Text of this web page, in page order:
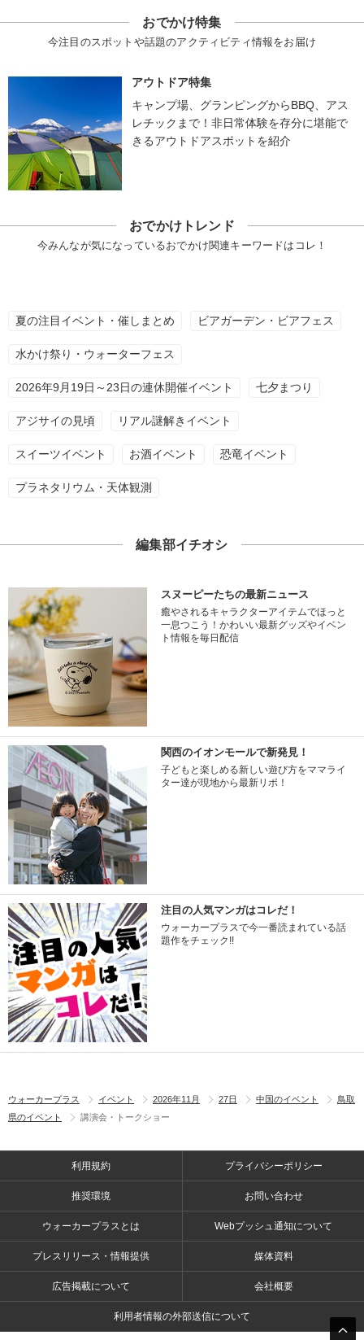
おでかけ特集
今注目のスポットや話題のアクティビティ情報をお届け
アウトドア特集
キャンプ場、グランピングからBBQ、アス
レチックまで！非日常体験を存分に堪能で
きるアウトドアスポットを紹介
おでかけトレンド
今みんなが気になっているおでかけ関連キーワードはコレ！
夏の注目イベント・催しまとめ ビアガーデン・ビアフェス
水かけ祭り・ウォーターフェス
2026年9月19日～23日の連休開催イベント 七夕まつり
アジサイの見頃 リアル謎解きイベント
スイーツイベント お酒イベント 恐竜イベント
プラネタリウム・天体観測
編集部イチオシ
スヌーピーたちの最新ニュース
癒やされるキャラクターアイテムでほっと
一息つこう！かわいい最新グッズやイベン
ト情報を毎日配信
関西のイオンモールで新発見！
子どもと楽しめる新しい遊び方をママライ
ター達が現地から最新リポ！
注目の人気マンガはコレだ！
ウォーカープラスで今一番読まれている話
題作をチェック!!
ウォーカープラス イベント 2026年11月 27日 中国のイベント
鳥取
県のイベント
講演会・トークショー
利用規約 プライバシーポリシー
推奨環境 お問い合わせ
ウォーカープラスとは Webプッシュ通知について
プレスリリース・情報提供 媒体資料
広告掲載について 会社概要
利用者情報の外部送信について